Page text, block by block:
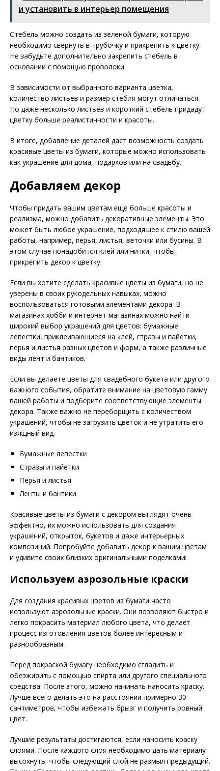
и установить в интерьер помещения
Стебель можно создать из зеленой бумаги, которую
необходимо свернуть в трубочку и прикрепить к цветку.
Не забудьте дополнительно закрепить стебель в
основании с помощью проволоки.
В зависимости от выбранного варианта цветка,
количество листьев и размер стебля могут отличаться.
Но даже несколько листьев и короткий стебель придадут
цветку больше реалистичности и красоты.
В итоге, добавление деталей даст возможность создать
красивые цветы из бумаги, которые можно использовать
как украшение для дома, подарков или на свадьбу.
Добавляем декор
Чтобы придать вашим цветам еще больше красоты и
реализма, можно добавить декоративные элементы. Это
может быть любое украшение, подходящее к стилю вашей
работы, например, перья, листья, веточки или бусины. В
этом случае понадобится клей или нитки, чтобы
прикрепить декор к цветку.
Если вы хотите сделать красивые цветы из бумаги, но не
уверены в своих рукодельных навыках, можно
воспользоваться готовыми элементами декора. В
магазинах хобби и интернет-магазинах можно найти
широкий выбор украшений для цветов: бумажные
лепестки, приклеивающиеся на клей, стразы и пайетки,
перья и листья разных цветов и форм, а также различные
виды лент и бантиков.
Если вы делаете цветы для свадебного букета или другого
важного события, обратите внимание на цветовую гамму
вашей работы и подберите соответствующие элементы
декора. Также важно не переборщить с количеством
украшений, чтобы не загрузить цветок и не утратить его
изящный вид.
Бумажные лепестки
Стразы и пайетки
Перья и листья
Ленты и бантики
Красивые цветы из бумаги с декором выглядят очень
эффектно, их можно использовать для создания
украшений, открыток, букетов и даже интерьерных
композиций. Попробуйте добавить декор к вашим цветам
и удивите своих близких оригинальными поделками!
Используем аэрозольные краски
Для создания красивых цветов из бумаги часто
используют аэрозольные краски. Они позволяют быстро и
легко покрасить материал любого цвета, что делает
процесс изготовления цветов более интересным и
разнообразным.
Перед покраской бумагу необходимо сгладить и
обезжирить с помощью спирта или другого специального
средства. После этого, можно начинать наносить краску.
Лучше всего делать это на расстоянии примерно 30
сантиметров, чтобы избежать брызг и получить ровный
цвет.
Лучшие результаты достигаются, если наносить краску
слоями. После каждого слоя необходимо дать материалу
высохнуть, чтобы следующий слой не размыл предыдущий.